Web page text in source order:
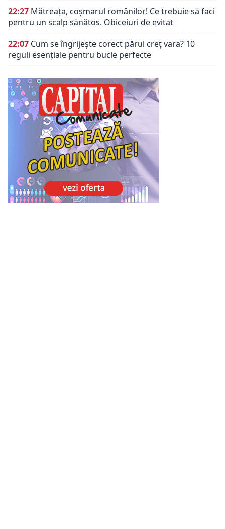
22:27 Mătreața, coșmarul românilor! Ce trebuie să faci
pentru un scalp sănătos. Obiceiuri de evitat
22:07 Cum se îngrijește corect părul creț vara? 10
reguli esențiale pentru bucle perfecte